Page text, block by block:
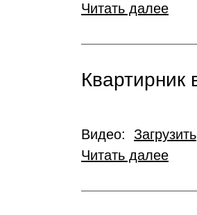
Читать далее
Квартирник
Видео: Загрузить
Читать далее